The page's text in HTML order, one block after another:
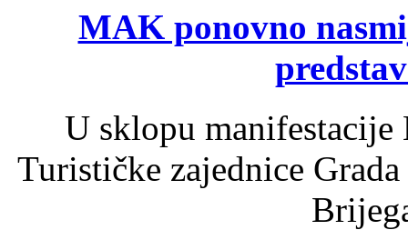
MAK ponovno
U sklopu
Turističke zajednice